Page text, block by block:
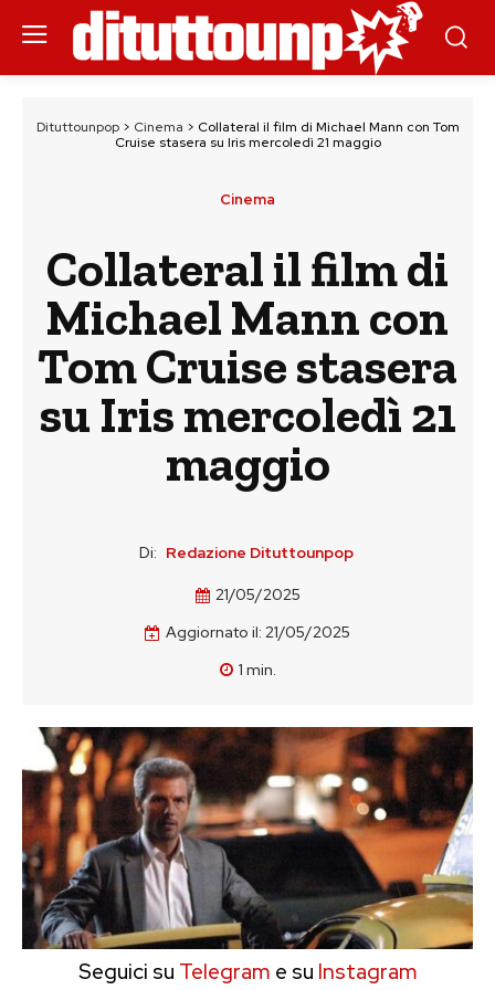
Dituttounpop> Cinema > Collateral il film di Michael Mann con Tom
Cruise stasera su Iris mercoledì 21 maggio
Cinema
Collateral il film di
Michael Mann con
Tom Cruise stasera
su Iris mercoledì 21
maggio
Di: Redazione Dituttounpop
21/05/2025
Aggiornato il: 21/05/2025
1 min.
Seguici su Telegram e su Instagram